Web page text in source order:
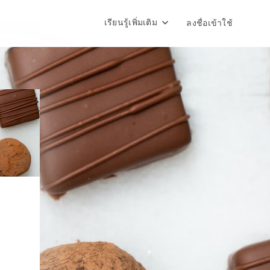
เรียนรู้เพิ่มเติม ลงชื่อเข้าใช้